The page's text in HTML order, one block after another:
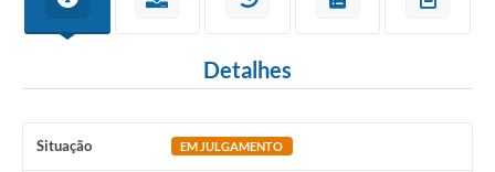
Detalhes
Situação EM JULGAMENTO